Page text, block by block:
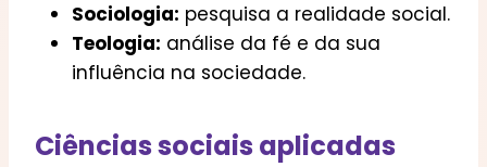
Sociologia: pesquisa a realidade social.
Teologia: análise da fé e da sua
influência na sociedade.
Ciências sociais aplicadas